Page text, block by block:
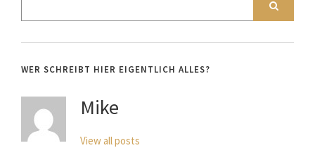
WER SCHREIBT HIER EIGENTLICH ALLES?
Mike
View all posts